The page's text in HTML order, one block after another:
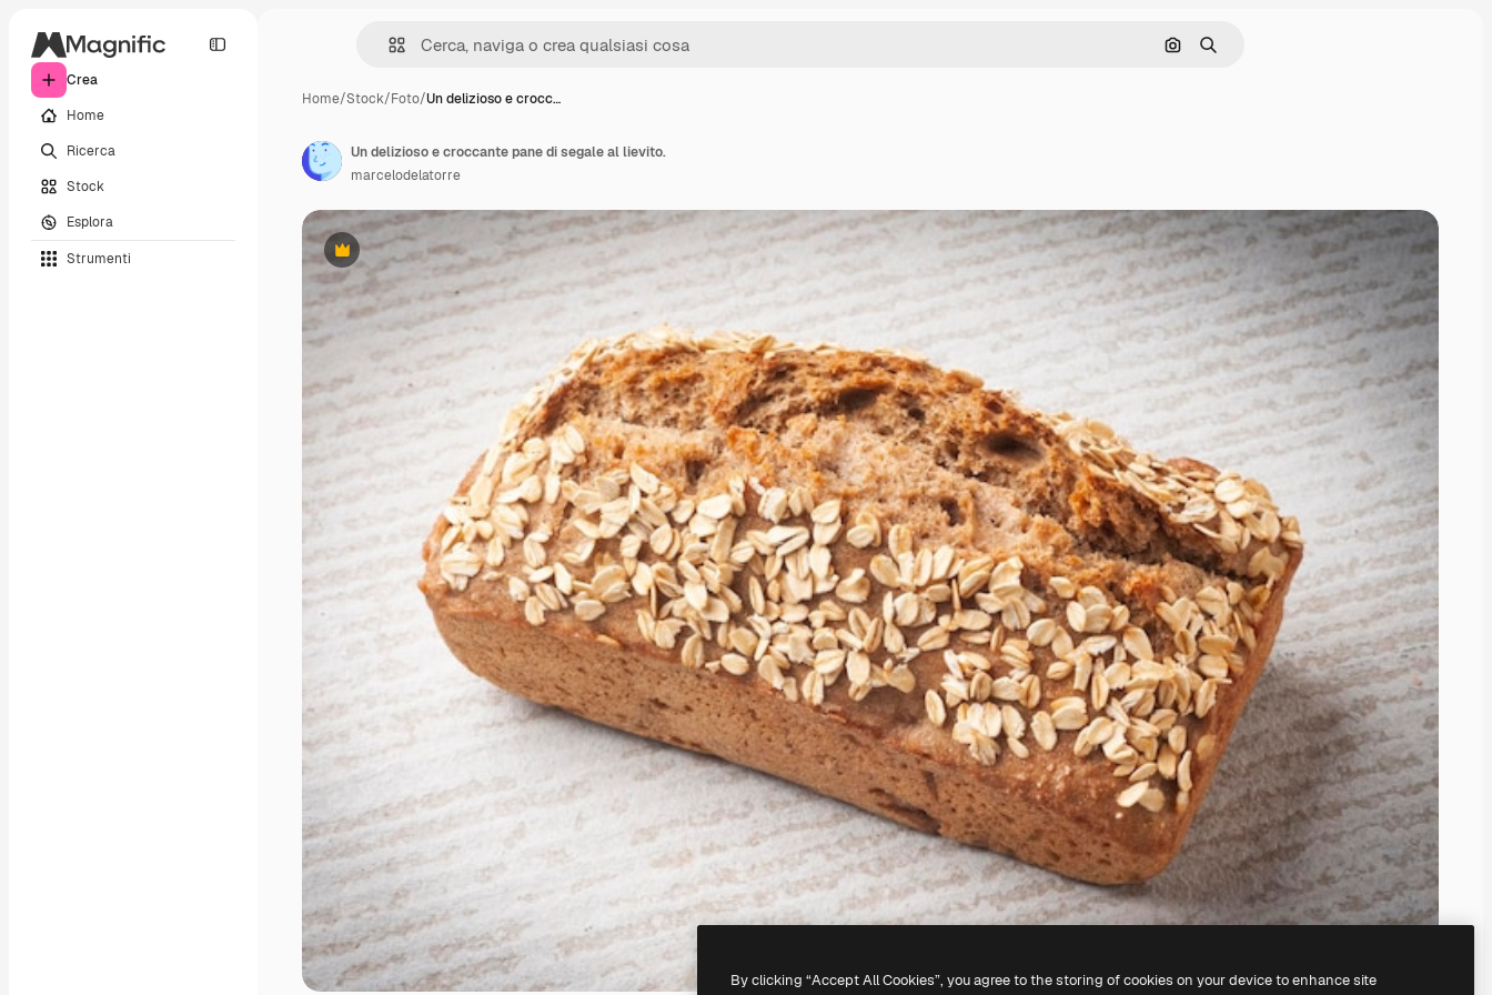
Crea
Home
Ricerca
Stock
Esplora
Strumenti
Cerca per immagine
Ricerca
Home/Stock/Foto/Un delizioso e crocc…
Premium
Un delizioso e croccante pane di segale al lievito.
marcelodelatorre
By clicking “Accept All Cookies”, you agree to the storing of cookies on your device to enhance site